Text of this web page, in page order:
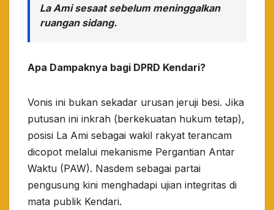
La Ami sesaat sebelum meninggalkan
ruangan sidang.
Apa Dampaknya bagi DPRD Kendari?
​Vonis ini bukan sekadar urusan jeruji besi. Jika
putusan ini inkrah (berkekuatan hukum tetap),
posisi La Ami sebagai wakil rakyat terancam
dicopot melalui mekanisme Pergantian Antar
Waktu (PAW). Nasdem sebagai partai
pengusung kini menghadapi ujian integritas di
mata publik Kendari.​